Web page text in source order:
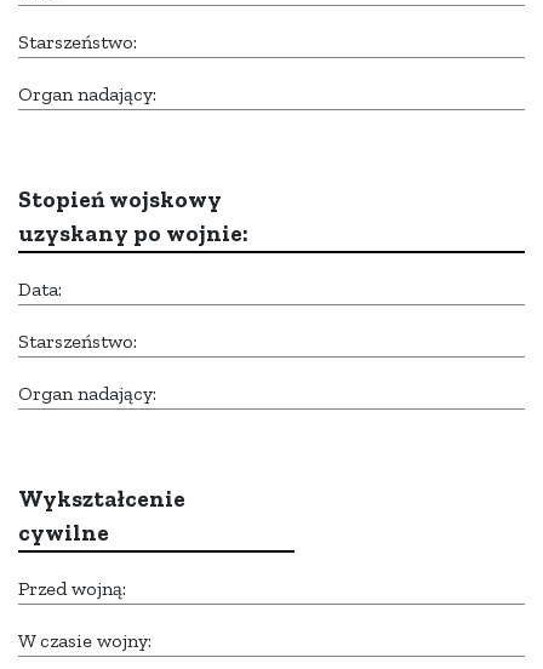
Starszeństwo:
Organ nadający:
Stopień wojskowy
uzyskany po wojnie:
Data:
Starszeństwo:
Organ nadający:
Wykształcenie
cywilne
Przed wojną:
W czasie wojny: